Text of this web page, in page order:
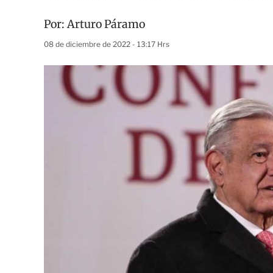
Por:Arturo Páramo
08 de diciembre de 2022 - 13:17 Hrs